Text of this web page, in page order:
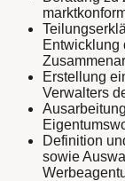
Entwicklung
Erstellung
Verwalters
Definition
sowie